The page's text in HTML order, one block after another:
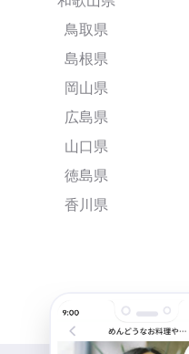
鳥取県
島根県
岡山県
広島県
山口県
徳島県
香川県